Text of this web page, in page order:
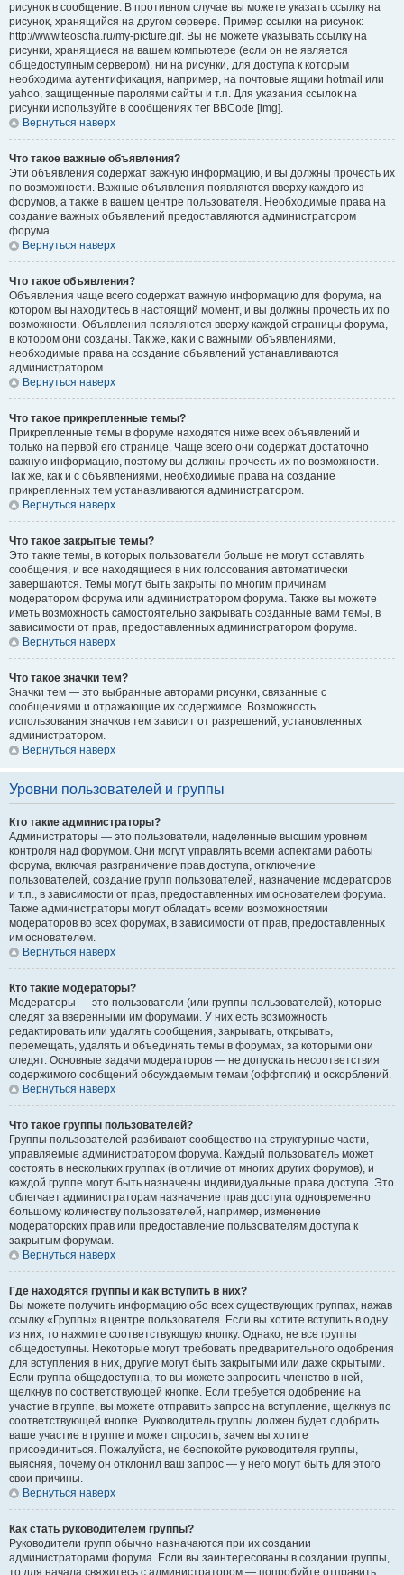
рисунок в сообщение. В противном случае вы можете указать ссылку на
рисунок, хранящийся на другом сервере. Пример ссылки на рисунок:
http://www.teosofia.ru/my-picture.gif. Вы не можете указывать ссылку на
рисунки, хранящиеся на вашем компьютере (если он не является
общедоступным сервером), ни на рисунки, для доступа к которым
необходима аутентификация, например, на почтовые ящики hotmail или
yahoo, защищенные паролями сайты и т.п. Для указания ссылок на
рисунки используйте в сообщениях тег BBCode [img].
Вернуться наверх
Что такое важные объявления?
Эти объявления содержат важную информацию, и вы должны прочесть их
по возможности. Важные объявления появляются вверху каждого из
форумов, а также в вашем центре пользователя. Необходимые права на
создание важных объявлений предоставляются администратором
форума.
Вернуться наверх
Что такое объявления?
Объявления чаще всего содержат важную информацию для форума, на
котором вы находитесь в настоящий момент, и вы должны прочесть их по
возможности. Объявления появляются вверху каждой страницы форума,
в котором они созданы. Так же, как и с важными объявлениями,
необходимые права на создание объявлений устанавливаются
администратором.
Вернуться наверх
Что такое прикрепленные темы?
Прикрепленные темы в форуме находятся ниже всех объявлений и
только на первой его странице. Чаще всего они содержат достаточно
важную информацию, поэтому вы должны прочесть их по возможности.
Так же, как и с объявлениями, необходимые права на создание
прикрепленных тем устанавливаются администратором.
Вернуться наверх
Что такое закрытые темы?
Это такие темы, в которых пользователи больше не могут оставлять
сообщения, и все находящиеся в них голосования автоматически
завершаются. Темы могут быть закрыты по многим причинам
модератором форума или администратором форума. Также вы можете
иметь возможность самостоятельно закрывать созданные вами темы, в
зависимости от прав, предоставленных администратором форума.
Вернуться наверх
Что такое значки тем?
Значки тем — это выбранные авторами рисунки, связанные с
сообщениями и отражающие их содержимое. Возможность
использования значков тем зависит от разрешений, установленных
администратором.
Вернуться наверх
Уровни пользователей и группы
Кто такие администраторы?
Администраторы — это пользователи, наделенные высшим уровнем
контроля над форумом. Они могут управлять всеми аспектами работы
форума, включая разграничение прав доступа, отключение
пользователей, создание групп пользователей, назначение модераторов
и т.п., в зависимости от прав, предоставленных им основателем форума.
Также администраторы могут обладать всеми возможностями
модераторов во всех форумах, в зависимости от прав, предоставленных
им основателем.
Вернуться наверх
Кто такие модераторы?
Модераторы — это пользователи (или группы пользователей), которые
следят за вверенными им форумами. У них есть возможность
редактировать или удалять сообщения, закрывать, открывать,
перемещать, удалять и объединять темы в форумах, за которыми они
следят. Основные задачи модераторов — не допускать несоответствия
содержимого сообщений обсуждаемым темам (оффтопик) и оскорблений.
Вернуться наверх
Что такое группы пользователей?
Группы пользователей разбивают сообщество на структурные части,
управляемые администратором форума. Каждый пользователь может
состоять в нескольких группах (в отличие от многих других форумов), и
каждой группе могут быть назначены индивидуальные права доступа. Это
облегчает администраторам назначение прав доступа одновременно
большому количеству пользователей, например, изменение
модераторских прав или предоставление пользователям доступа к
закрытым форумам.
Вернуться наверх
Где находятся группы и как вступить в них?
Вы можете получить информацию обо всех существующих группах, нажав
ссылку «Группы» в центре пользователя. Если вы хотите вступить в одну
из них, то нажмите соответствующую кнопку. Однако, не все группы
общедоступны. Некоторые могут требовать предварительного одобрения
для вступления в них, другие могут быть закрытыми или даже скрытыми.
Если группа общедоступна, то вы можете запросить членство в ней,
щелкнув по соответствующей кнопке. Если требуется одобрение на
участие в группе, вы можете отправить запрос на вступление, щелкнув по
соответствующей кнопке. Руководитель группы должен будет одобрить
ваше участие в группе и может спросить, зачем вы хотите
присоединиться. Пожалуйста, не беспокойте руководителя группы,
выясняя, почему он отклонил ваш запрос — у него могут быть для этого
свои причины.
Вернуться наверх
Как стать руководителем группы?
Руководители групп обычно назначаются при их создании
администраторами форума. Если вы заинтересованы в создании группы,
то для начала свяжитесь с администратором — попробуйте отправить